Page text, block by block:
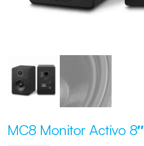
MC8 Monitor Activo 8″